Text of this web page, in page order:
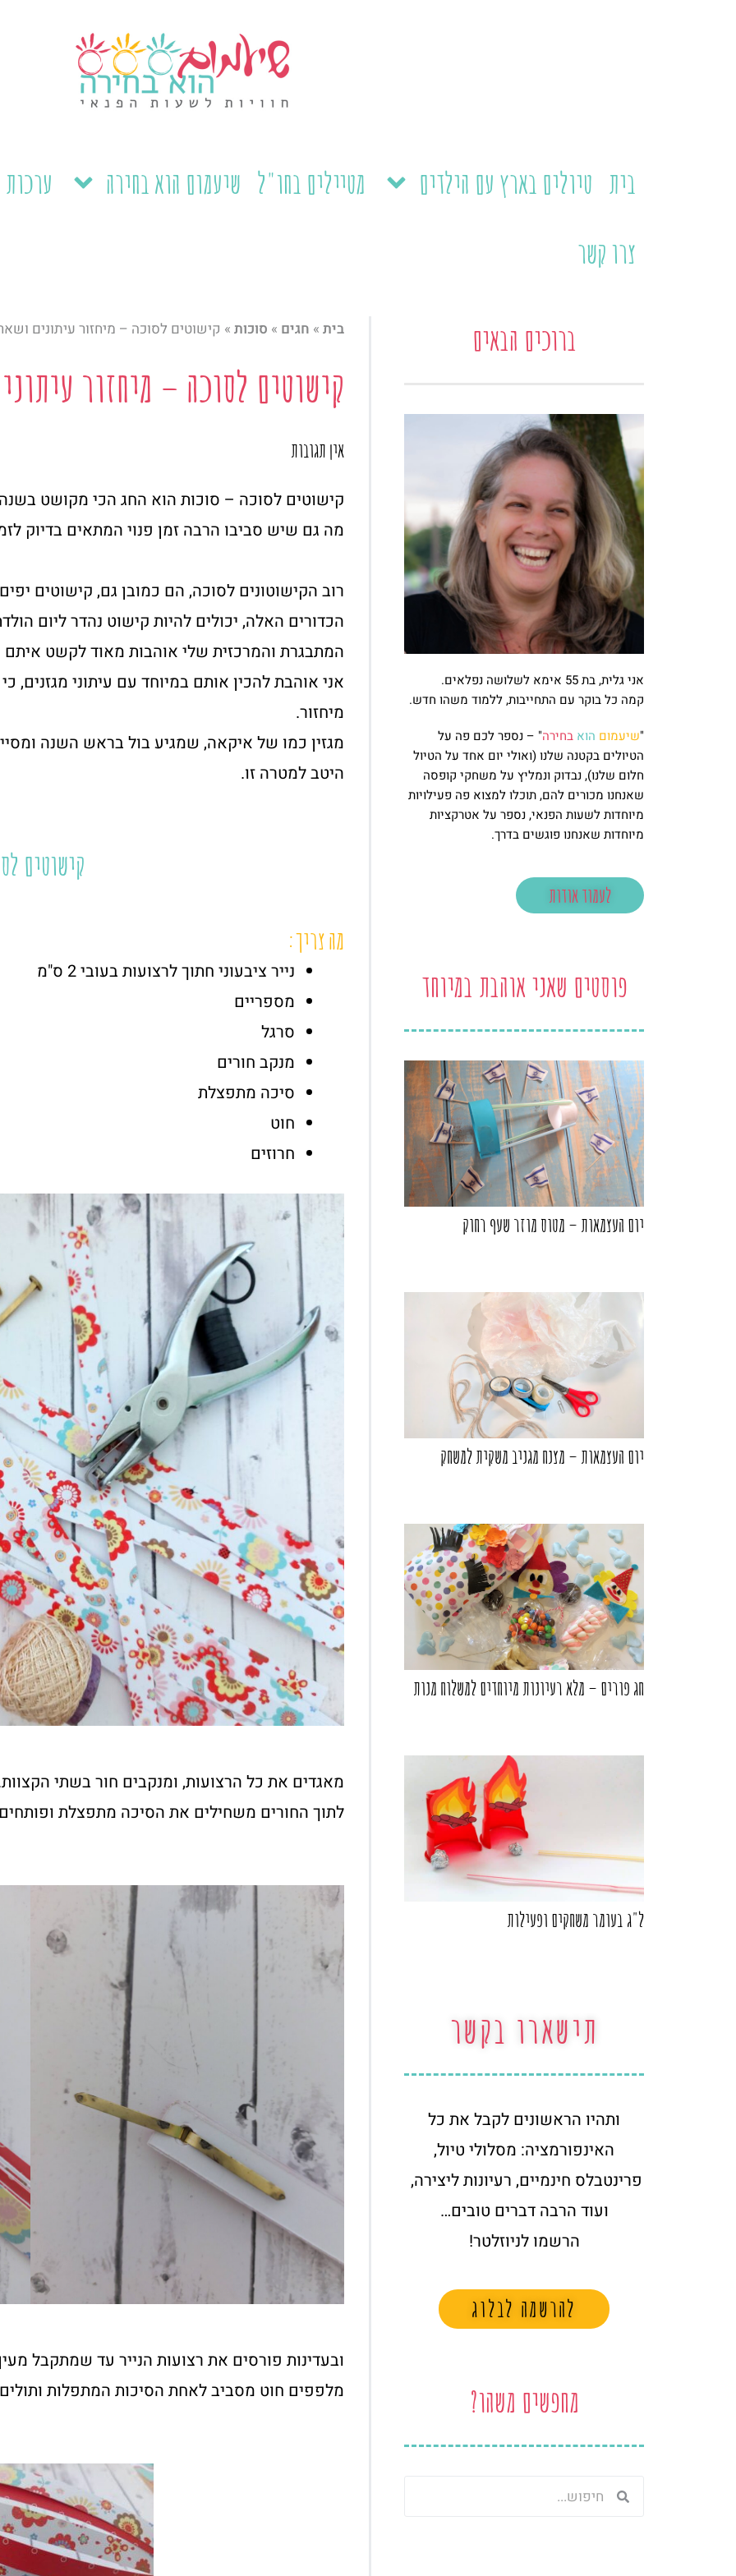
בית טיולים בארץ עם הילדים מטיילים בחו"ל שיעמום הוא בחירה
צרו קשר
ברוכים הבאים
אני גלית, בת 55 אימא לשלושה נפלאים.
קמה כל בוקר עם התחייבות, ללמוד משהו חדש.
"שיעמום הוא בחירה" – נספר לכם פה על
הטיולים בקטנה שלנו (ואולי יום אחד על הטיול
חלום שלנו), נבדוק ונמליץ על משחקי קופסה
שאנחנו מכורים להם, תוכלו למצוא פה פעילויות
מיוחדות לשעות הפנאי, נספר על אטרקציות
מיוחדות שאנחנו פוגשים בדרך.
לעמוד אודות
פוסטים שאני אוהבת במיוחד
יום העצמאות – מטוס מוזר שעף רחוק
יום העצמאות – מצנח מגניב משקית למשחק
חג פורים – מלא רעיונות מיוחדים למשלוח מנות
ל"ג בעומר משחקים ופעילות
תישארו בקשר
ותהיו הראשונים לקבל את כל
האינפורמציה: מסלולי טיול,
פרינטבלס חינמיים, רעיונות ליצירה,
ועוד הרבה דברים טובים…
הרשמו לניוזלטר!
להרשמה לבלוג
מחפשים משהו?
חיפוש
בית » חגים » סוכות » קישוטים לסוכה – מיחזור עיתונים
קישוטים לסוכה – מיחזור
אין תגובות
קישוטים לסוכה – סוכות הוא החג הכי מקושט
מה גם שיש סביבו הרבה זמן פנוי המתאים בדיוק
רוב הקישוטונים לסוכה, הם כמובן גם, קישוטים
הכדורים האלה, יכולים להיות קישוט נהדר ליום
המתבגרת והמרכזית שלי אוהבות מאוד לקשט
אני אוהבת להכין אותם במיוחד עם עיתוני מגזנים,
מיחזור.
מגזין כמו של איקאה, שמגיע בול בראש השנה
היטב למטרה זו.
קישוטים
מה צריך:
נייר ציבעוני חתוך לרצועות בעובי 2 ס"מ
מספריים
סרגל
מנקב חורים
סיכה מתפצלת
חוט
חרוזים
מאגדים את כל הרצועות, ומנקבים חור בשתי
לתוך החורים משחילים את הסיכה מתפצלת
ובעדינות פורסים את רצועות הנייר עד שמתקבל
מלפפים חוט מסביב לאחת הסיכות המתפלות